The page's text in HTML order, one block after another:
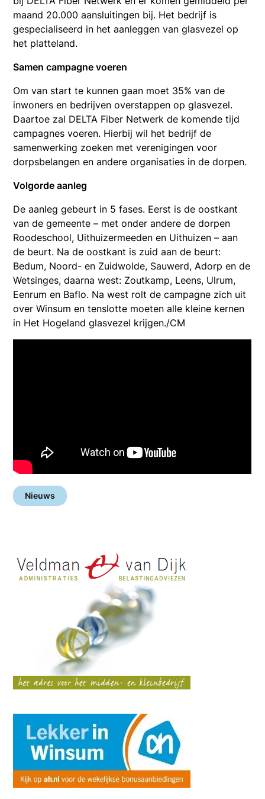
maand 20.000 aansluitingen bij. Het bedrijf is
gespecialiseerd in het aanleggen van glasvezel op
het platteland.
Samen campagne voeren
Om van start te kunnen gaan moet 35% van de
inwoners en bedrijven overstappen op glasvezel.
Daartoe zal DELTA Fiber Netwerk de komende tijd
campagnes voeren. Hierbij wil het bedrijf de
samenwerking zoeken met verenigingen voor
dorpsbelangen en andere organisaties in de dorpen.
Volgorde aanleg
De aanleg gebeurt in 5 fases. Eerst is de oostkant
van de gemeente – met onder andere de dorpen
Roodeschool, Uithuizermeeden en Uithuizen – aan
de beurt. Na de oostkant is zuid aan de beurt:
Bedum, Noord- en Zuidwolde, Sauwerd, Adorp en de
Wetsinges, daarna west: Zoutkamp, Leens, Ulrum,
Eenrum en Baflo. Na west rolt de campagne zich uit
over Winsum en tenslotte moeten alle kleine kernen
in Het Hogeland glasvezel krijgen./CM
Nieuws